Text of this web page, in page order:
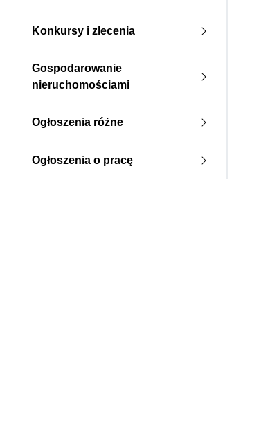
Konkursy i zlecenia
Gospodarowanie
nieruchomościami
Ogłoszenia różne
Ogłoszenia o pracę